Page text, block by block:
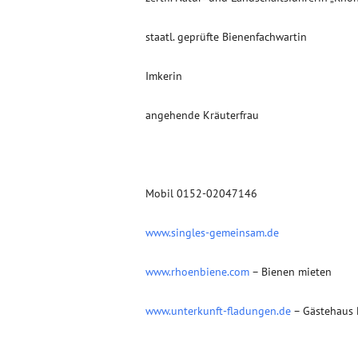
staatl. geprüfte Bienenfachwartin
Imkerin
angehende Kräuterfrau
Mobil 0152-02047146
www.singles-gemeinsam.de
www.rhoenbiene.com – Bienen mieten
www.unterkunft-fladungen.de –